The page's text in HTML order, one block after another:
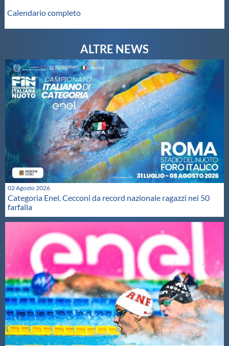
Webmail
Mappa del sito
Calendario completo
02 Agosto 2026
Categoria Enel. Cecconi da record nazionale ragazzi nei 50
farfalla